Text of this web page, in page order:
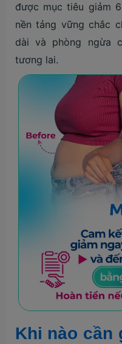
được mục tiêu giảm
nền tảng vững chắc
dài và phòng ngừa
tương lai.
Khi nào cần